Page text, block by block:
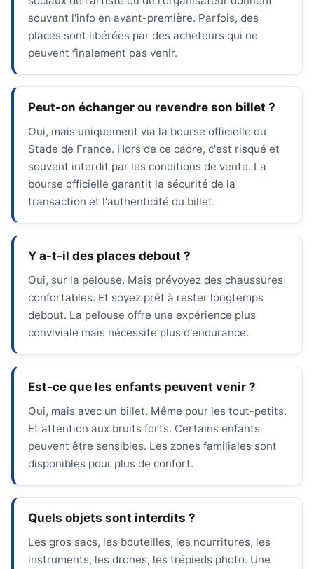
souvent l'info en avant-première. Parfois, des
places sont libérées par des acheteurs qui ne
peuvent finalement pas venir.
Peut-on échanger ou revendre son billet ?
Oui, mais uniquement via la bourse officielle du
Stade de France. Hors de ce cadre, c'est risqué et
souvent interdit par les conditions de vente. La
bourse officielle garantit la sécurité de la
transaction et l'authenticité du billet.
Y a-t-il des places debout ?
Oui, sur la pelouse. Mais prévoyez des chaussures
confortables. Et soyez prêt à rester longtemps
debout. La pelouse offre une expérience plus
conviviale mais nécessite plus d'endurance.
Est-ce que les enfants peuvent venir ?
Oui, mais avec un billet. Même pour les tout-petits.
Et attention aux bruits forts. Certains enfants
peuvent être sensibles. Les zones familiales sont
disponibles pour plus de confort.
Quels objets sont interdits ?
Les gros sacs, les bouteilles, les nourritures, les
instruments, les drones, les trépieds photo. Une